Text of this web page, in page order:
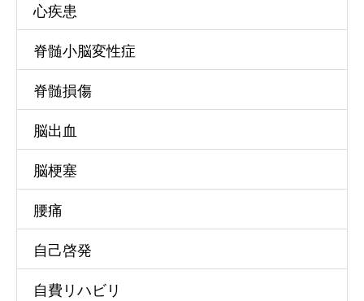
心疾患
脊髄小脳変性症
脊髄損傷
脳出血
脳梗塞
腰痛
自己啓発
自費リハビリ